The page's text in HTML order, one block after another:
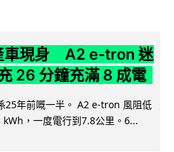
車現身 A2 e-tron 迷
26 分鐘充滿 8 成電
25年前嘅一半。 A2 e-tron 風阻低
，一度電行到7.8公里。6...